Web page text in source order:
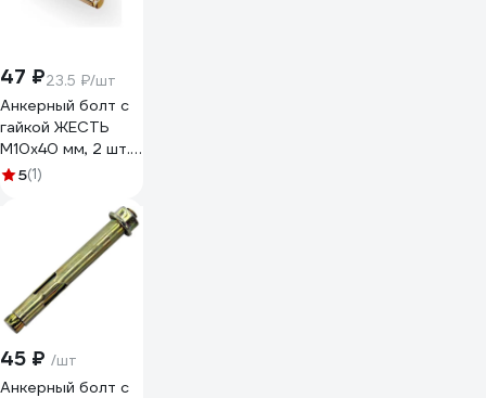
47 ₽23.5 ₽/шт
Анкерный болт с
гайкой ЖЕСТЬ
М10x40 мм, 2 шт.,
европодвес
5(1)
45 ₽ /шт
Анкерный болт с